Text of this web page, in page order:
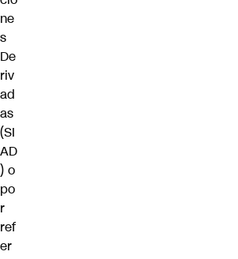
ne
s
De
riv
ad
as
(SI
AD
) o
po
r
ref
er